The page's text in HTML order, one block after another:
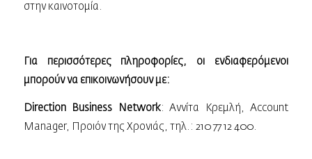
στην καινοτομία.
Για περισσότερες πληροφορίες, οι ενδιαφερόμενοι
μπορούν να επικοινωνήσουν με:
Direction Business Network: Aννίτα Κρεμλή, Account
Μanager, Προιόν της Χρονιάς, τηλ.: 210 77 12 400.